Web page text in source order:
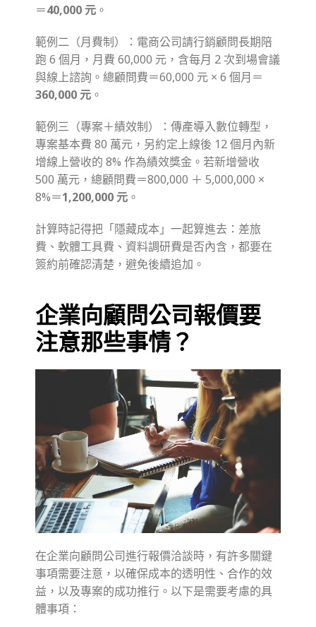
＝40,000 元 。
範例二（月費制）：電商公司請行銷顧問長期陪
跑 6 個月，月費 60,000 元，含每月 2 次到場會議
與線上諮詢。總顧問費＝60,000 元 × 6 個月＝
360,000 元 。
範例三（專案＋績效制）：傳產導入數位轉型，
專案基本費 80 萬元，另約定上線後 12 個月內新
增線上營收的 8% 作為績效獎金。若新增營收
500 萬元，總顧問費＝800,000 ＋ 5,000,000 ×
8%＝1,200,000 元 。
計算時記得把「隱藏成本」一起算進去：差旅
費、軟體工具費、資料調研費是否內含，都要在
簽約前確認清楚，避免後續追加。
企業向顧問公司報價要
注意那些事情？
在企業向顧問公司進行報價洽談時，有許多關鍵
事項需要注意，以確保成本的透明性、合作的效
益，以及專案的成功推行。以下是需要考慮的具
體事項：